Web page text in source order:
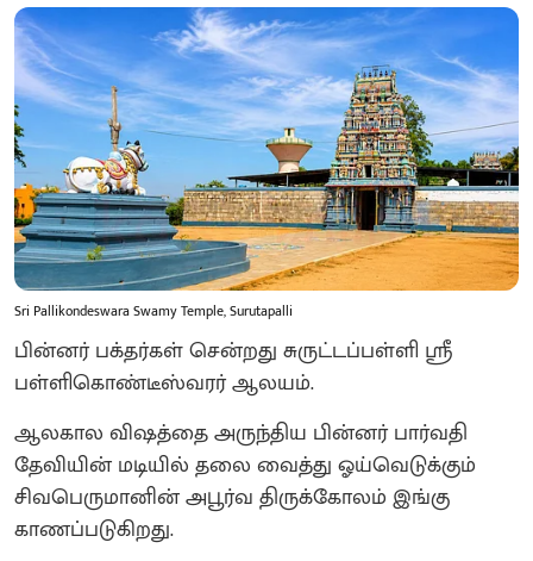
Sri Pallikondeswara Swamy Temple, Surutapalli
பின்னர் பக்தர்கள் சென்றது சுருட்டப்பள்ளி ஸ்ரீ
பள்ளிகொண்டீஸ்வரர் ஆலயம்.
ஆலகால விஷத்தை அருந்திய பின்னர் பார்வதி
தேவியின் மடியில் தலை வைத்து ஓய்வெடுக்கும்
சிவபெருமானின் அபூர்வ திருக்கோலம் இங்கு
காணப்படுகிறது.